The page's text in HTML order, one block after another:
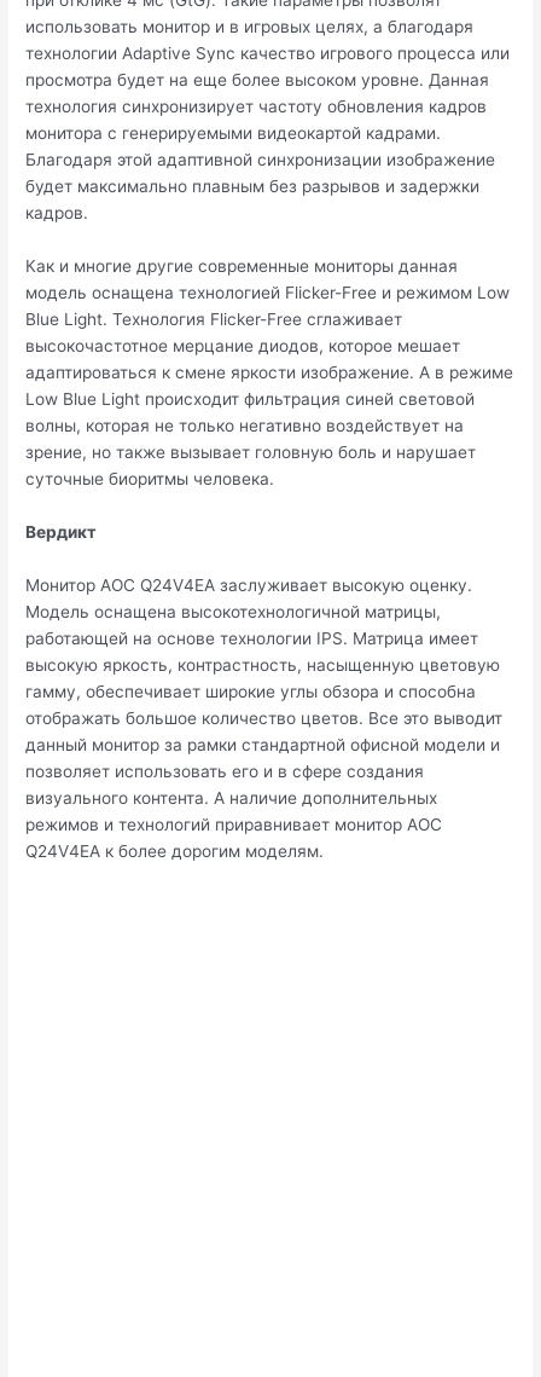
использовать монитор и в игровых целях, а благодаря
технологии Adaptive Sync качество игрового процесса или
просмотра будет на еще более высоком уровне. Данная
технология синхронизирует частоту обновления кадров
монитора с генерируемыми видеокартой кадрами.
Благодаря этой адаптивной синхронизации изображение
будет максимально плавным без разрывов и задержки
кадров.
Как и многие другие современные мониторы данная
модель оснащена технологией Flicker-Free и режимом Low
Blue Light. Технология Flicker-Free сглаживает
высокочастотное мерцание диодов, которое мешает
адаптироваться к смене яркости изображение. А в режиме
Low Blue Light происходит фильтрация синей световой
волны, которая не только негативно воздействует на
зрение, но также вызывает головную боль и нарушает
суточные биоритмы человека.
Вердикт
Монитор AOC Q24V4EA заслуживает высокую оценку.
Модель оснащена высокотехнологичной матрицы,
работающей на основе технологии IPS. Матрица имеет
высокую яркость, контрастность, насыщенную цветовую
гамму, обеспечивает широкие углы обзора и способна
отображать большое количество цветов. Все это выводит
данный монитор за рамки стандартной офисной модели и
позволяет использовать его и в сфере создания
визуального контента. А наличие дополнительных
режимов и технологий приравнивает монитор AOC
Q24V4EA к более дорогим моделям.